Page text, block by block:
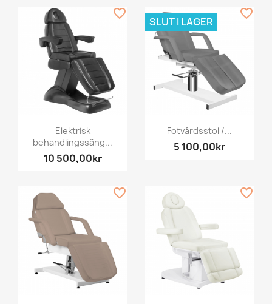
Elektrisk
behandlingssäng...
10 500,00kr
favorite_border
Fotvårdsstol /...
5 100,00kr
SLUT I LAGER
favorite_border
favorite_border favorite_border